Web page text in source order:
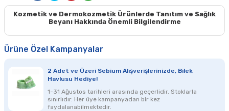
Kozmetik ve Dermokozmetik Ürünlerde Tanıtım ve Sağlık
Beyanı Hakkında Önemli Bilgilendirme
Ürüne Özel Kampanyalar
2 Adet ve Üzeri Sebium Alışverişlerinizde, Bilek
Havlusu Hediye!
1-31 Ağustos tarihleri arasında geçerlidir. Stoklarla
sınırlıdır. Her üye kampanyadan bir kez
faydalanabilmektedir.